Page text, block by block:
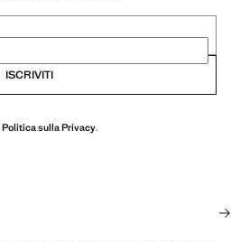
ISCRIVITI
Politica sulla Privacy.